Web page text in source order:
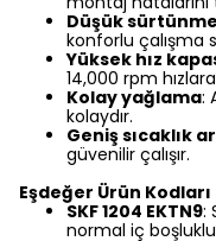
Düşük
konforlu çalışma
Yüksek hız
14,000 rpm hızlara
Kolay yağlama:
kolaydır.
Geniş sıcaklık
güvenilir çalışır.
Eşdeğer Ürün Kodları
SKF 1204 EKTN9:
normal iç